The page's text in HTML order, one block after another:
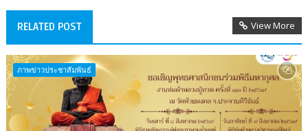
RELATED POST View More
ภาพข่าวประชาสัมพันธ์